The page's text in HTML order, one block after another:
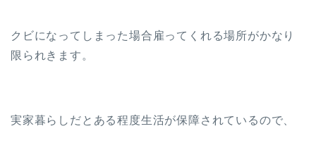
クビになってしまった場合雇ってくれる場所がかなり
限られきます。
実家暮らしだとある程度生活が保障されているので、